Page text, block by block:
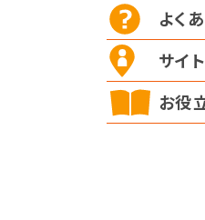
よく
サイ
お役